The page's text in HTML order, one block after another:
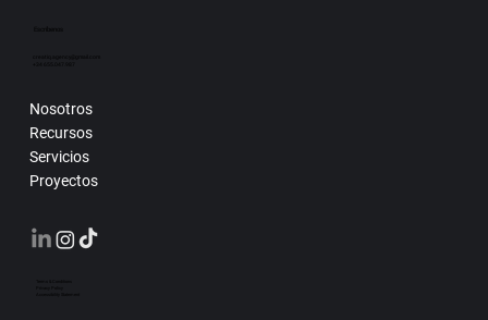
Nosotros
Recursos
Servicios
Proyectos